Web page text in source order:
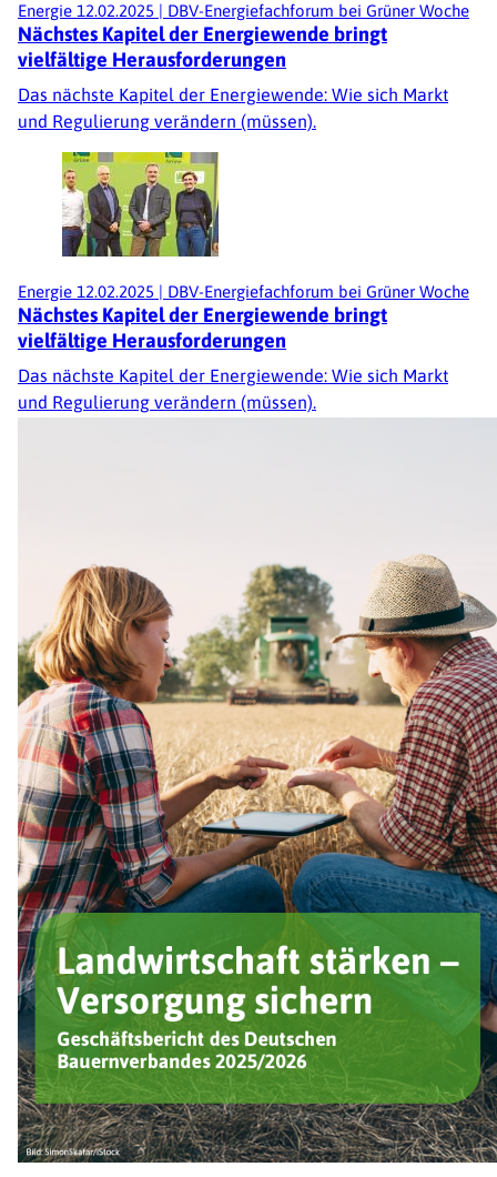
Energie 12.02.2025 | DBV-Energiefachforum bei Grüner Woche
Nächstes Kapitel der Energiewende bringt
vielfältige Herausforderungen
Das nächste Kapitel der Energiewende: Wie sich Markt
und Regulierung verändern (müssen).
Energie 12.02.2025 | DBV-Energiefachforum bei Grüner Woche
Nächstes Kapitel der Energiewende bringt
vielfältige Herausforderungen
Das nächste Kapitel der Energiewende: Wie sich Markt
und Regulierung verändern (müssen).